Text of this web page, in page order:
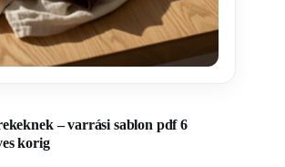
– varrási sablon pdf 6
korig